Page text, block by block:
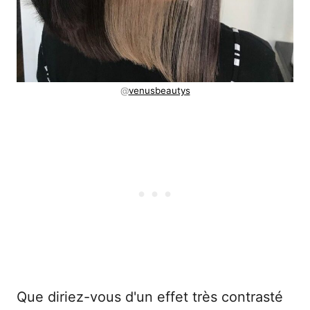
@venusbeautys
Que diriez-vous d'un effet très contrasté